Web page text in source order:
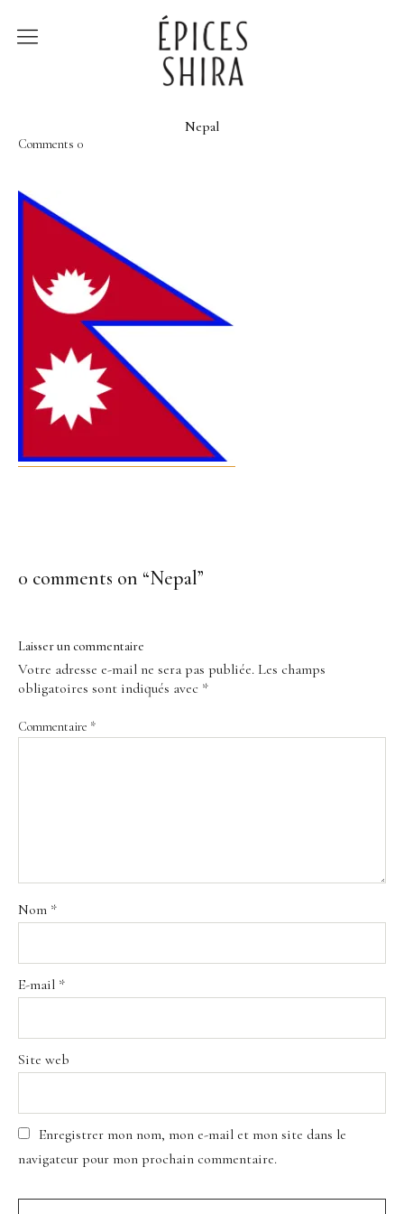
Épices Shira
Lumière sur…
Nepal
Comments 0
0 comments on “Nepal”
Laisser un commentaire
Votre adresse e-mail ne sera pas publiée. Les champs
obligatoires sont indiqués avec *
Commentaire *
Nom *
E-mail *
Site web
Enregistrer mon nom, mon e-mail et mon site dans le
navigateur pour mon prochain commentaire.